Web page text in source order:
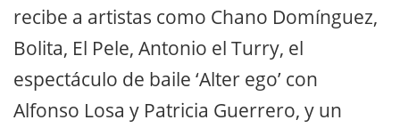
recibe a artistas como Chano Domínguez,
Bolita, El Pele, Antonio el Turry, el
espectáculo de baile ‘Alter ego’ con
Alfonso Losa y Patricia Guerrero, y un